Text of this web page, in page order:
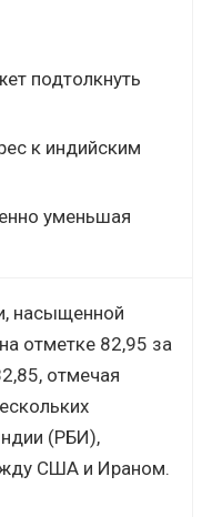
подтолкнуть
к индийским
уменьшая
насыщенной
отметке 82,95 за
отмечая
(РБИ),
США и Ираном.